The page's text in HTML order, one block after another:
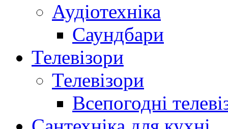
Аудіотехніка
Саундбари
Телевізори
Телевізори
Всепогодні